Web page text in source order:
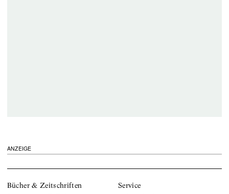
ANZEIGE
Bücher & Zeitschriften Service